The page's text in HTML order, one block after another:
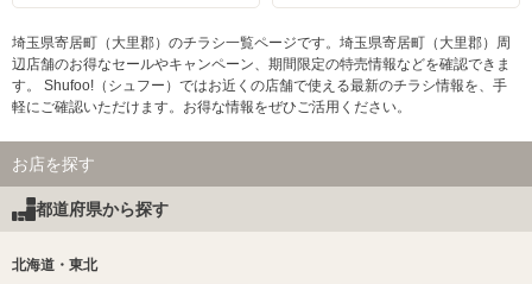
埼玉県寄居町（大里郡）のチラシ一覧ページです。埼玉県寄居町（大里郡）周
辺店舗のお得なセールやキャンペーン、期間限定の特売情報などを確認できま
す。 Shufoo!（シュフー）ではお近くの店舗で使える最新のチラシ情報を、手
軽にご確認いただけます。お得な情報をぜひご活用ください。
お店を探す
都道府県から探す
北海道・東北